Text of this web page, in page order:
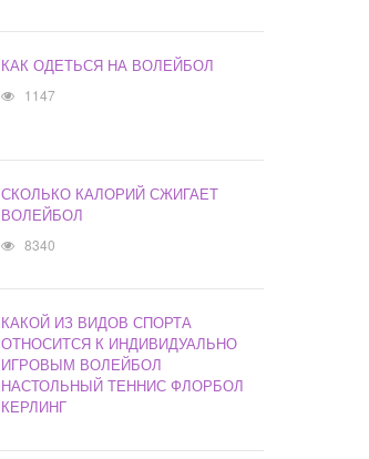
КАК ОДЕТЬСЯ НА ВОЛЕЙБОЛ
1147
СКОЛЬКО КАЛОРИЙ СЖИГАЕТ
ВОЛЕЙБОЛ
8340
КАКОЙ ИЗ ВИДОВ СПОРТА
ОТНОСИТСЯ К ИНДИВИДУАЛЬНО
ИГРОВЫМ ВОЛЕЙБОЛ
НАСТОЛЬНЫЙ ТЕННИС ФЛОРБОЛ
КЕРЛИНГ